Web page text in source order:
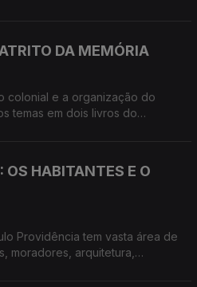
DA MEMÓRIA
colonial e a organização do
temas em dois livros do
OS HABITANTES E O
Providência tem vasta área de
moradores, arquitetura,